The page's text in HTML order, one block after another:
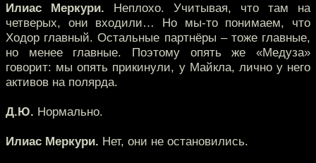
Илиас Меркури. Неплохо. Учитывая, что там на
четверых, они входили… Но мы-то понимаем, что
Ходор главный. Остальные партнёры – тоже главные,
но менее главные. Поэтому опять же «Медуза»
говорит: мы опять прикинули, у Майкла, лично у него
активов на полярда.
Д.Ю. Нормально.
Илиас Меркури. Нет, они не остановились.